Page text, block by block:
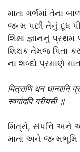
માતા ગર્ભમાં તેના
જન્મ પછી તેનું દૂધ
શિક્ષા જ્ઞાનનું
શિક્ષક તેમજ પિતા
ના શબ્દો પ્રમાણે
मित्राणि धन धान्यानि
स्वर्गादपि गरीयसी ॥
મિત્રો, સંપત્તિ
માતા અને જન્મભૂમિ